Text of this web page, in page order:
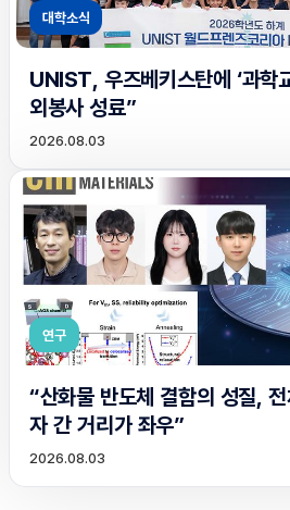
대학소식
UNIST, 우즈베키스탄에 ‘과학
외봉사 성료”
2026.08.03
연구
“산화물 반도체 결함의 성질,
자 간 거리가 좌우”
2026.08.03